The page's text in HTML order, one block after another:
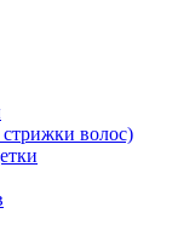
волос)